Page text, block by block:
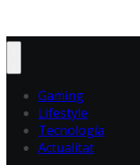
Gaming
Lifestyle
Tecnología
Actualitat